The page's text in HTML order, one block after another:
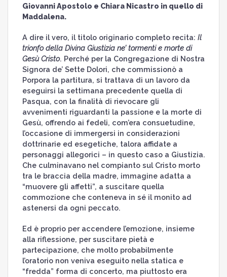
Giovanni Apostolo e Chiara Nicastro in quello di
Maddalena.
A dire il vero, il titolo originario completo recita: Il
trionfo della Divina Giustizia ne’ tormenti e morte di
Gesù Cristo. Perché per la Congregazione di Nostra
Signora de’ Sette Dolori, che commissionò a
Porpora la partitura, si trattava di un lavoro da
eseguirsi la settimana precedente quella di
Pasqua, con la finalità di rievocare gli
avvenimenti riguardanti la passione e la morte di
Gesù, offrendo ai fedeli, com’era consuetudine,
l’occasione di immergersi in considerazioni
dottrinarie ed esegetiche, talora affidate a
personaggi allegorici – in questo caso a Giustizia.
Che culminavano nel compianto sul Cristo morto
tra le braccia della madre, immagine adatta a
“muovere gli affetti”, a suscitare quella
commozione che conteneva in sé il monito ad
astenersi da ogni peccato.
Ed è proprio per accendere l’emozione, insieme
alla riflessione, per suscitare pietà e
partecipazione, che molto probabilmente
l’oratorio non veniva eseguito nella statica e
“fredda” forma di concerto, ma piuttosto era